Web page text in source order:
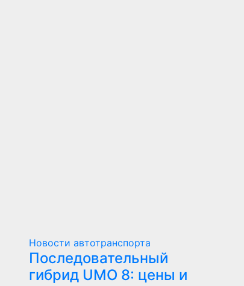
Новости автотранспорта
Последовательный
гибрид UMO 8: цены и